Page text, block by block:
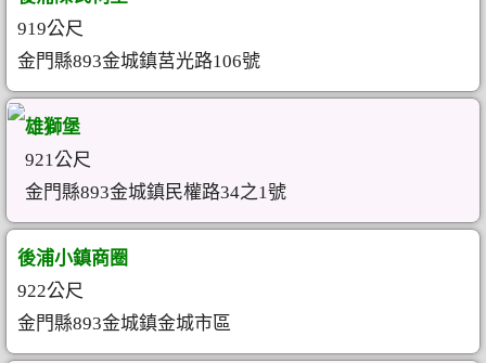
919公尺
金門縣893金城鎮莒光路106號
雄獅堡
921公尺
金門縣893金城鎮民權路34之1號
後浦小鎮商圈
922公尺
金門縣893金城鎮金城市區